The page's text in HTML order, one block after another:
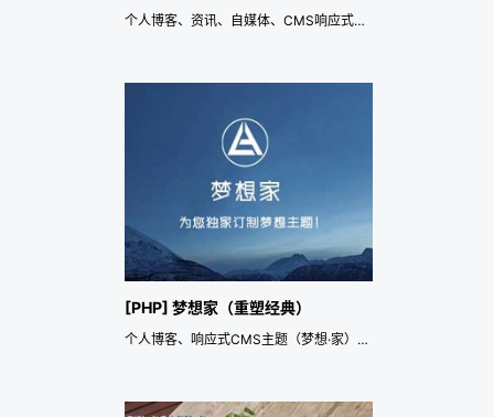
个人博客、资讯、自媒体、CMS响应式主题模板，Pjax+SEO优化!
[PHP] 梦想家（重塑经典）
个人博客、响应式CMS主题（梦想·家），优秀的SEO优化！